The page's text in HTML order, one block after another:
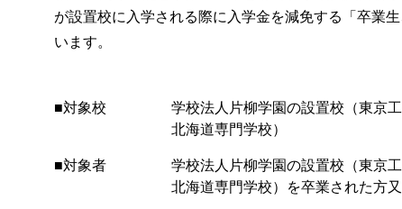
が設置校に入学される際に入学金を減免する「卒業
います。
■対象校
学校法人片柳学園の設置校（東京
北海道専門学校）
■対象者
学校法人片柳学園の設置校（東京
北海道専門学校）を卒業された方